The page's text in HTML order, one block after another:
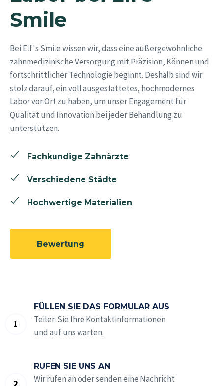
Smile
Bei Elf's Smile wissen wir, dass eine außergewöhnliche
zahnmedizinische Versorgung mit Präzision, Können und
fortschrittlicher Technologie beginnt. Deshalb sind wir
stolz darauf, ein voll ausgestattetes, hochmodernes
Labor vor Ort zu haben, um unser Engagement für
Qualität und Innovation bei jeder Behandlung zu
unterstützen.
Fachkundige Zahnärzte
Verschiedene Städte
Hochwertige Materialien
Bewertung
FÜLLEN SIE DAS FORMULAR AUS
Teilen Sie Ihre Kontaktinformationen
und auf uns warten.
RUFEN SIE UNS AN
Wir rufen an oder senden eine Nachricht